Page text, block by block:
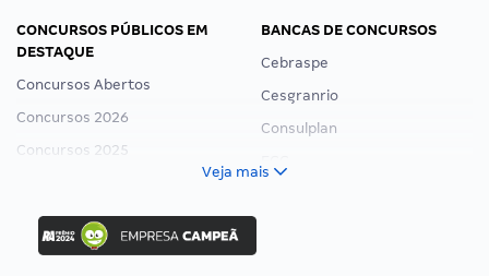
CONCURSOS PÚBLICOS EM
DESTAQUE
Concursos Abertos
Concursos 2026
Concursos 2025
Concurso Ibama
Concurso MPU
BANCAS DE CONCURSOS
Cebraspe
Cesgranrio
Consulplan
Veja mais